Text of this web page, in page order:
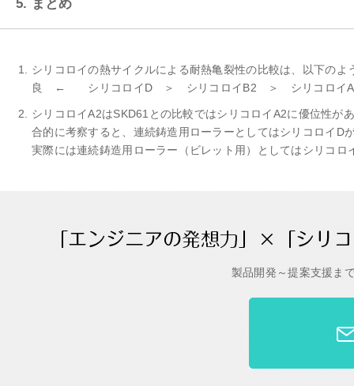
5. まとめ
シリコロイの熱サイクルによる耐熱亀裂性の比較は、以下のよ
良 ← シリコロイD ＞ シリコロイB2 ＞ シリコロイ
シリコロイA2はSKD61との比較ではシリコロイA2に優位性が
合的に考察すると、連続鋳造用ローラーとしてはシリコロイD
実際には連続鋳造用ローラー（ビレット用）としてはシリコロ
製品開発～提案支援ま